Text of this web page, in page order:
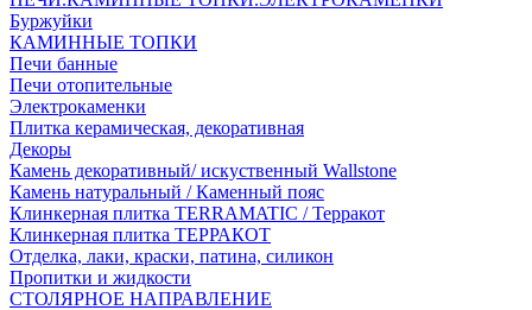
Буржуйки
КАМИННЫЕ ТОПКИ
Печи банные
Печи отопительные
Электрокаменки
Плитка керамическая, декоративная
Декоры
Камень декоративный/ искуственный Wallstone
Камень натуральный / Каменный пояс
Клинкерная плитка TERRAMATIC / Терракот
Клинкерная плитка ТЕРРАКОТ
Отделка, лаки, краски, патина, силикон
Пропитки и жидкости
СТОЛЯРНОЕ НАПРАВЛЕНИЕ